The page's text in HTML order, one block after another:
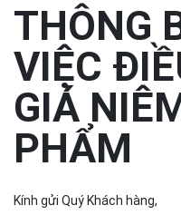
THÔNG
VIỆC
GIÁ
PHẨM
Kính gửi Quý Khách hàng,